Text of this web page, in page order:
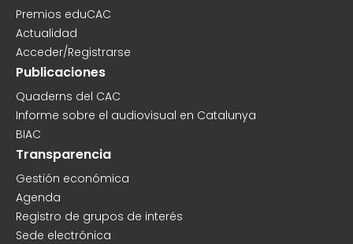
Premios eduCAC
Actualidad
Acceder/Registrarse
Publicaciones
Quaderns del CAC
Informe sobre el audiovisual en Catalunya
BIAC
Transparencia
Gestión económica
Agenda
Registro de grupos de interés
Sede electrónica